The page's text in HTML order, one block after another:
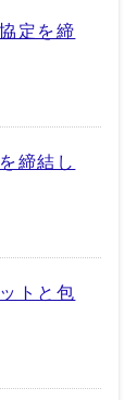
定を締
締結し
トと包